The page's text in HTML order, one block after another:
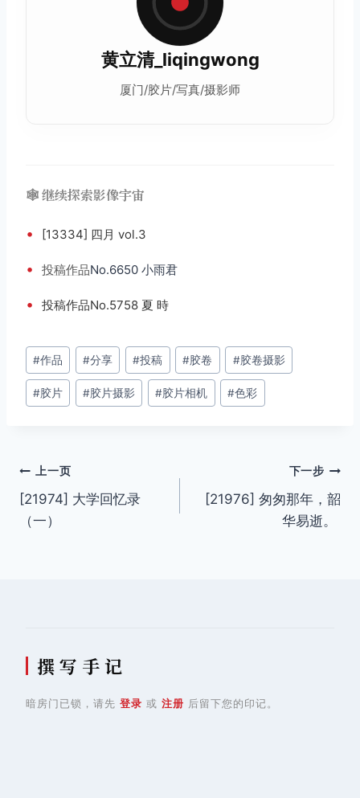
黄立清_liqingwong
厦门/胶片/写真/摄影师
🕸️ 继续探索影像宇宙
• [13334] 四月 vol.3
• 投稿作品No.6650 小雨君
• 投稿作品No.5758 夏 時
文
章
标
#作品 #分享 #投稿 #胶卷 #胶卷摄影
#胶片 #胶片摄影 #胶片相机 #色彩
文
章
上一页
[21974] 大学回忆录
（一）
下一步
[21976] 匆匆那年，韶
华易逝。 ​​​​
撰 写 手 记
暗房门已锁，请先 登录 或 注册 后留下您的印记。